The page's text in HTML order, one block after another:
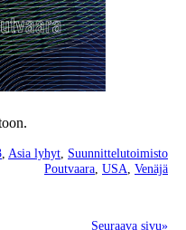
Asia lyhyt Suunnittelutoimisto
Poutvaara USA Venäjä
Seuraava sivu»